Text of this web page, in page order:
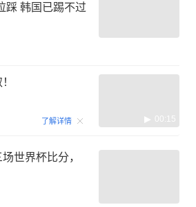
踩 韩国已踢不过
了解详情 00:15
世界杯比分，